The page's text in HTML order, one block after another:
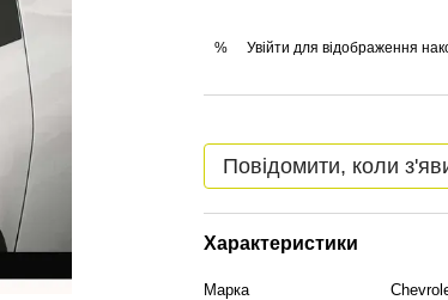
% Увійти для відображення
Повідомити, коли
Характеристики
Марка